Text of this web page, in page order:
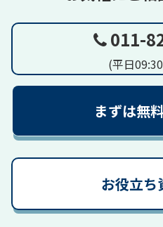
011-
(平日
まずは無
お役立ち